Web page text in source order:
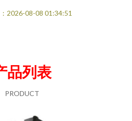
2026-08-08 01:34:51
品列表
PRODUCT